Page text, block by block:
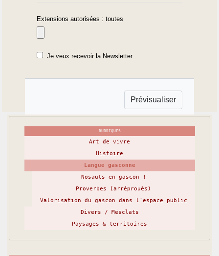
Extensions autorisées : toutes
Je veux recevoir la Newsletter
RUBRIQUES
Art de vivre
Histoire
Langue gasconne
Nosauts en gascon !
Proverbes (arréprouès)
Valorisation du gascon dans l’espace public
Divers / Mesclats
Paysages & territoires